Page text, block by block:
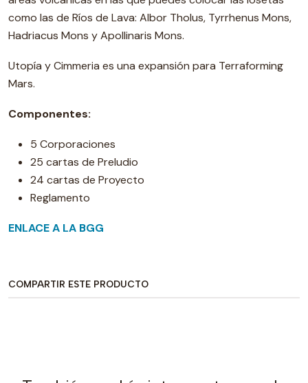
como las de Ríos de Lava: Albor Tholus, Tyrrhenus Mons,
Hadriacus Mons y Apollinaris Mons.
Utopía y Cimmeria es una expansión para Terraforming
Mars.
Componentes:
5 Corporaciones
25 cartas de Preludio
24 cartas de Proyecto
Reglamento
ENLACE A LA BGG
COMPARTIR ESTE PRODUCTO